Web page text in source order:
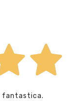
fantastica.